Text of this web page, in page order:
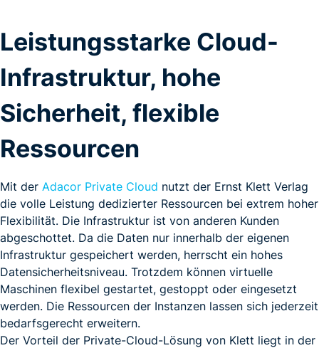
Leistungsstarke Cloud-
Infrastruktur, hohe
Sicherheit, flexible
Ressourcen
Mit der Adacor Private Cloud nutzt der Ernst Klett Verlag
die volle Leistung dedizierter Ressourcen bei extrem hoher
Flexibilität. Die Infrastruktur ist von anderen Kunden
abgeschottet. Da die Daten nur innerhalb der eigenen
Infrastruktur gespeichert werden, herrscht ein hohes
Datensicherheitsniveau. Trotzdem können virtuelle
Maschinen flexibel gestartet, gestoppt oder eingesetzt
werden. Die Ressourcen der Instanzen lassen sich jederzeit
bedarfsgerecht erweitern.
Der Vorteil der Private-Cloud-Lösung von Klett liegt in der